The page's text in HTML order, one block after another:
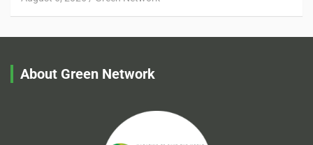
About Green Network